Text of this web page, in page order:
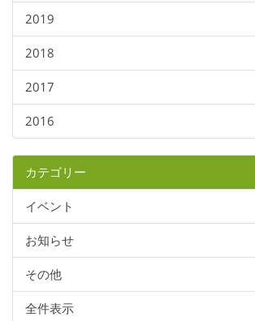
2019
2018
2017
2016
カテゴリー
イベント
お知らせ
その他
全件表示